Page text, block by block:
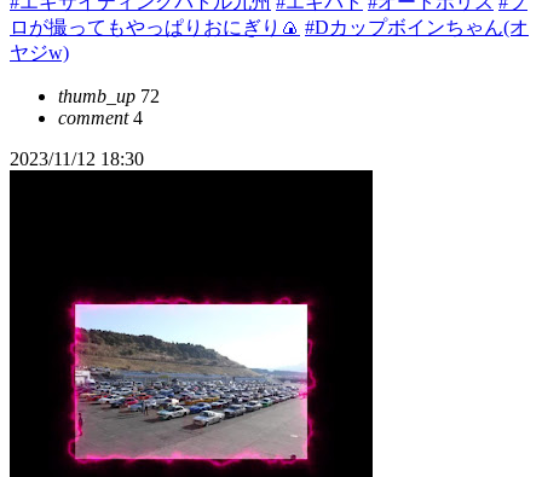
ロが撮ってもやっぱりおにぎり🍙 #Dカップボインちゃん(オ
ヤジw)
thumb_up 72
comment4
2023/11/12 18:30